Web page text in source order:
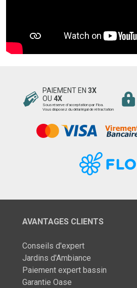
PAIEMENT EN 3X
OU 4X
Sous réserve d’acceptation par Floa.
Vous disposez du délai légal de rétractation
AVANTAGES CLIENTS
Conseils d'expert
Jardins d'Ambiance
Paiement expert bassin
Garantie Oase